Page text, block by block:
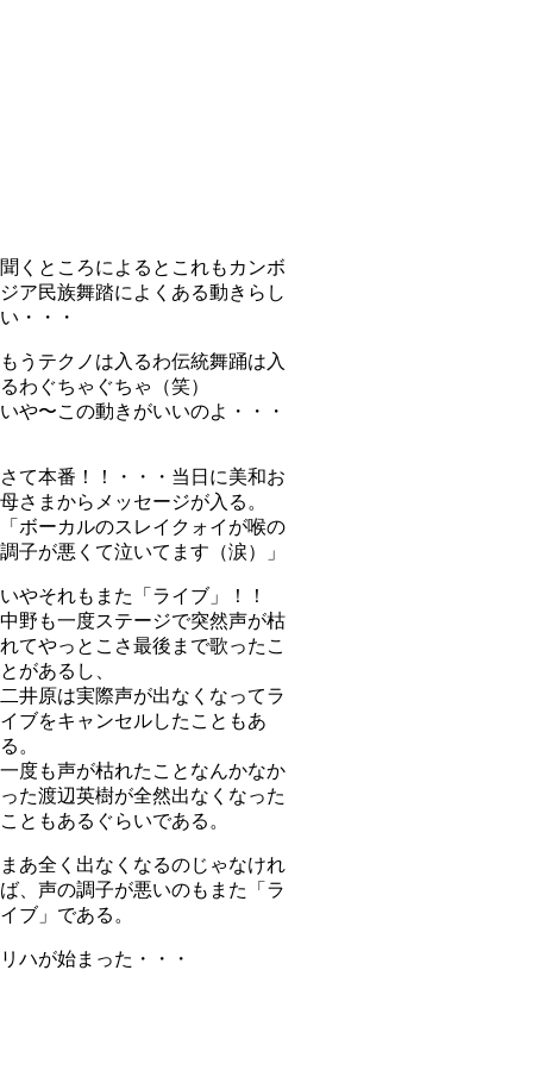
聞くところによるとこれもカンボ
ジア民族舞踏によくある動きらし
い・・・
もうテクノは入るわ伝統舞踊は入
るわぐちゃぐちゃ（笑）
いや〜この動きがいいのよ・・・
さて本番！！・・・当日に美和お
母さまからメッセージが入る。
「ボーカルのスレイクォイが喉の
調子が悪くて泣いてます（涙）」
いやそれもまた「ライブ」！！
中野も一度ステージで突然声が枯
れてやっとこさ最後まで歌ったこ
とがあるし、
二井原は実際声が出なくなってラ
イブをキャンセルしたこともあ
る。
一度も声が枯れたことなんかなか
った渡辺英樹が全然出なくなった
こともあるぐらいである。
まあ全く出なくなるのじゃなけれ
ば、声の調子が悪いのもまた「ラ
イブ」である。
リハが始まった・・・